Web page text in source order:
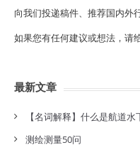
向我们投递稿件、推荐国内外
如果您有任何建议或想法，请
最新文章
【名词解释】什么是航道水
测绘测量50问